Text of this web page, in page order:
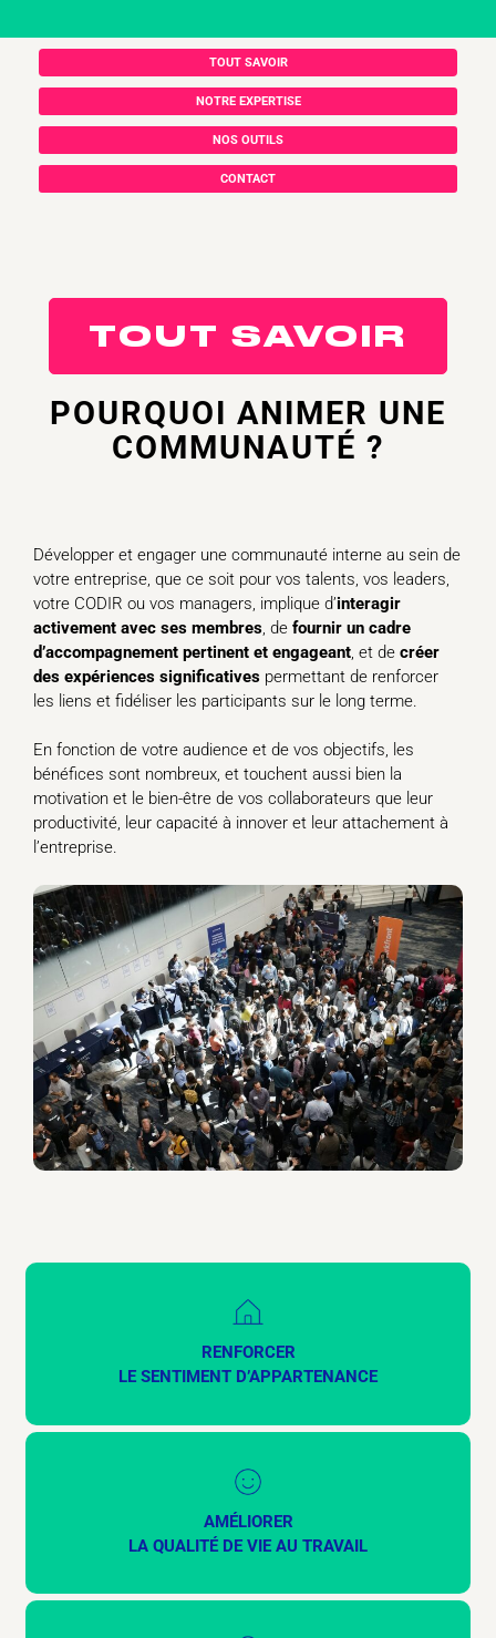
TOUT SAVOIR
NOTRE EXPERTISE
NOS OUTILS
CONTACT
TOUT SAVOIR
POURQUOI ANIMER UNE
COMMUNAUTÉ ?
Développer et engager une communauté interne au sein de
votre entreprise, que ce soit pour vos talents, vos leaders,
votre CODIR ou vos managers, implique d’interagir
activement avec ses membres, de fournir un cadre
d’accompagnement pertinent et engageant, et de créer
des expériences significatives permettant de renforcer
les liens et fidéliser les participants sur le long terme.
En fonction de votre audience et de vos objectifs, les
bénéfices sont nombreux, et touchent aussi bien la
motivation et le bien-être de vos collaborateurs que leur
productivité, leur capacité à innover et leur attachement à
l’entreprise.
RENFORCER
LE SENTIMENT D’APPARTENANCE
AMÉLIORER
LA QUALITÉ DE VIE AU TRAVAIL